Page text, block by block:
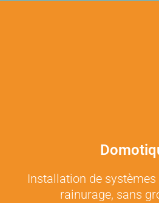
Installation de
rainurage, sans